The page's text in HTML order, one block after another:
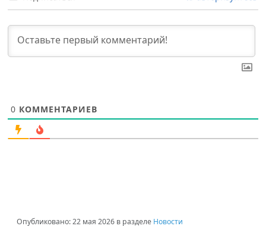
0 КОММЕНТАРИЕВ
Опубликовано:22 мая 2026 в разделе Новости